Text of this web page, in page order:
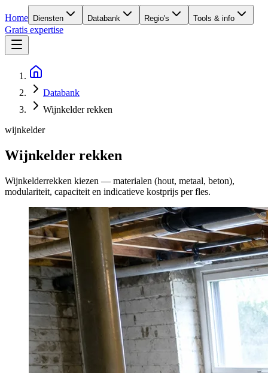
Home Diensten Databank Regio's Tools & info
Gratis expertise
Databank
Wijnkelder rekken
wijnkelder
Wijnkelder rekken
Wijnkelderrekken kiezen — materialen (hout, metaal, beton),
modulariteit, capaciteit en indicatieve kostprijs per fles.